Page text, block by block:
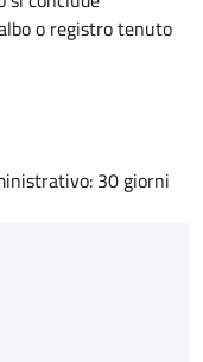
o registro tenuto
30 giorni